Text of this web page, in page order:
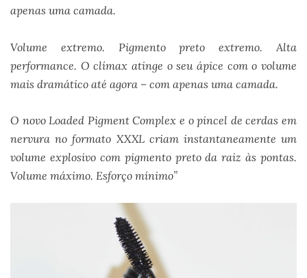
apenas uma camada.
Volume extremo. Pigmento preto extremo. Alta
performance. O clímax atinge o seu ápice com o volume
mais dramático até agora – com apenas uma camada.
O novo Loaded Pigment Complex e o pincel de cerdas em
nervura no formato XXXL criam instantaneamente um
volume explosivo com pigmento preto da raiz às pontas.
Volume máximo. Esforço mínimo”